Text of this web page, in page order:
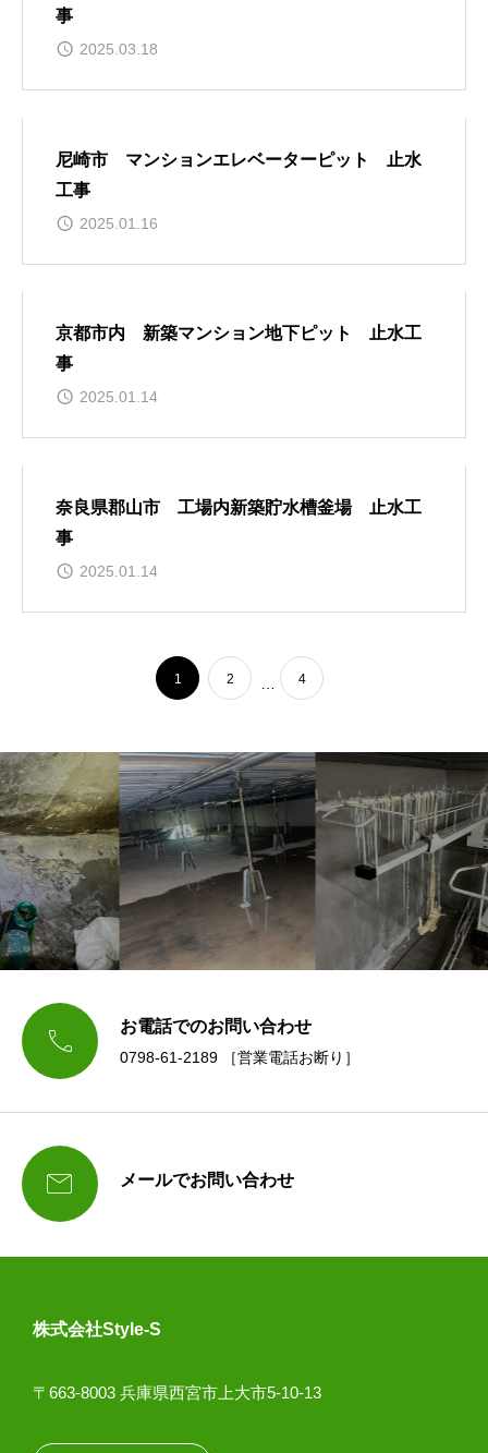
事
2025.03.18
尼崎市 マンションエレベーターピット 止水
工事
2025.01.16
京都市内 新築マンション地下ピット 止水工
事
2025.01.14
奈良県郡山市 工場内新築貯水槽釜場 止水工
事
2025.01.14
1 2 4
 お電話でのお問い合わせ
0798-61-2189 ［営業電話お断り］
 メールでお問い合わせ
株式会社Style-S
〒663-8003 兵庫県西宮市上大市5-10-13